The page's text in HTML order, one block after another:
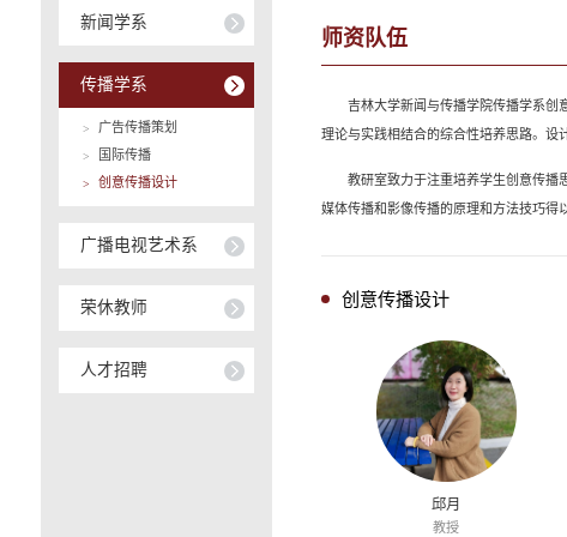
新闻学系
传播学系
> 广告传播策划
> 国际传播
> 创意传播设计
广播电视艺术系
荣休教师
人才招聘
师资队伍
吉林大学新闻与传播学院传播学系创
理论与实践相结合的综合性培养思路。设
教研室致力于注重培养学生创意传播
媒体传播和影像传播的原理和方法技巧得
创意传播设计
邱月
教授